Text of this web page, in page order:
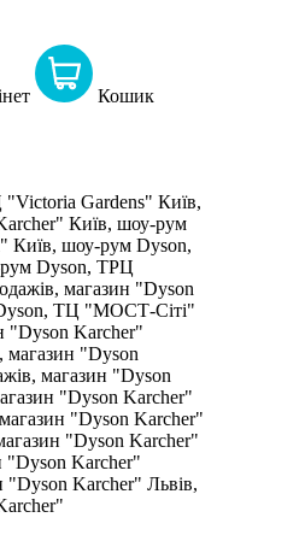
Кошик
Gardens" Київ,
Київ, шоу-рум
Київ, шоу-рум Dyson,
Dyson, ТРЦ
магазин "Dyson
ТЦ "МОСТ-Сіті"
"Dyson Karcher"
магазин "Dyson
магазин "Dyson
"Dyson Karcher"
"Dyson Karcher"
"Dyson Karcher"
"Dyson Karcher"
"Dyson Karcher" Львів,